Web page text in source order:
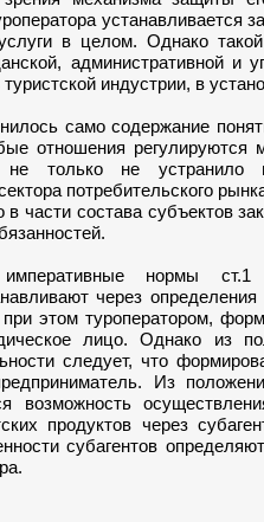
устанавливается
в целом. Однако
административной и
индустрии, в
само содержание
отношения регулируются
не только не устранило
потребительского
в части состава субъектов
нормы ст.1
через
при этом туроператором,
лицо. Однако из
следует, что
Из
возможность
продуктов через
субагентов